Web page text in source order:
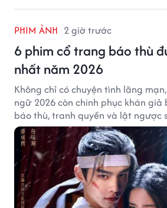
PHIM ẢNH 2 giờ trước
6 phim cổ trang báo thù
nhất năm 2026
Không chỉ có chuyện tình lãng
ngữ 2026 còn chinh phục khán
báo thù, tranh quyền và lật ngược